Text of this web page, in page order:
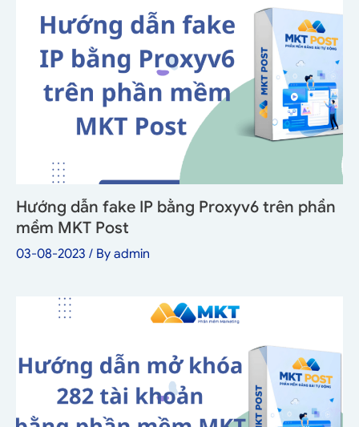
Hướng dẫn fake IP bằng Proxyv6 trên phần
mềm MKT Post
03-08-2023 / By admin